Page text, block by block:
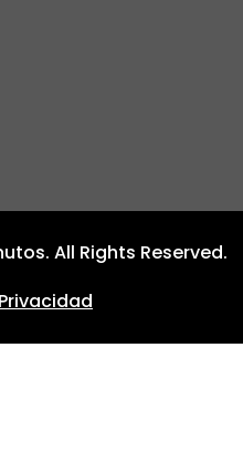
All Rights Reserved.